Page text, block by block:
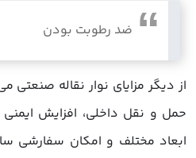
ضد رطوبت بودن
از دیگر مزایای نوار نقاله
حمل و نقل داخلی، افزایش ایمنی
ابعاد مختلف و امکان سفارشی